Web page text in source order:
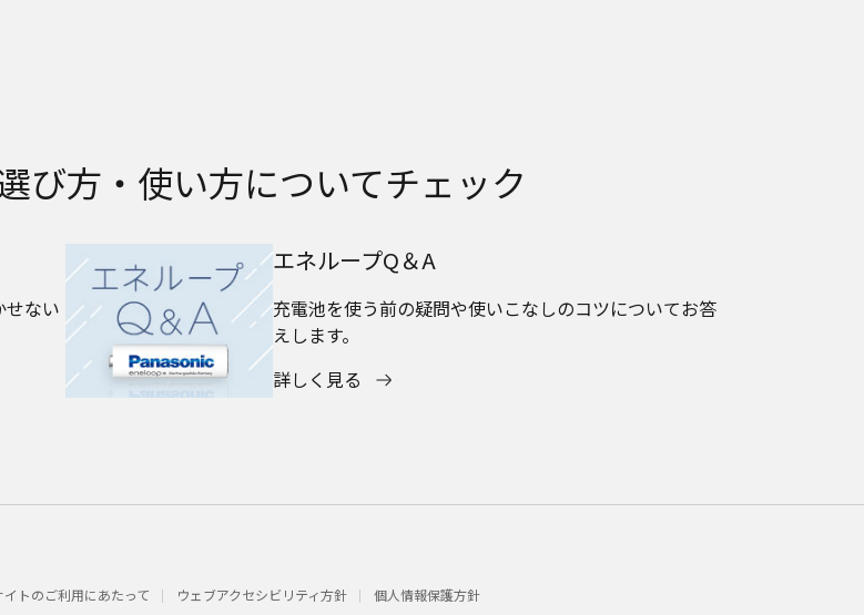
び方・使い方についてチェック
せない
エネループQ＆A
充電池を使う前の疑問や使いこなしのコツについてお答
えします。
詳しく見る
イトのご利用にあたって ウェブアクセシビリティ方針 個人情報保護方針